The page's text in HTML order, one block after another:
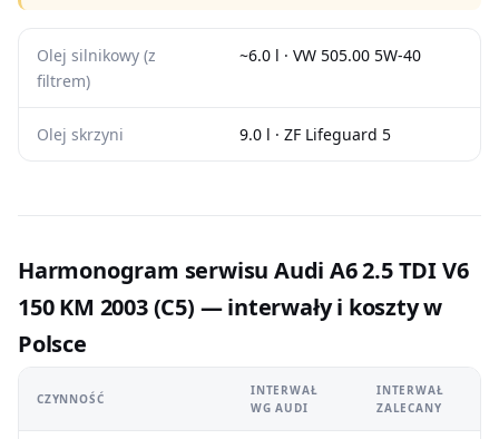
Olej silnikowy (z
filtrem)
~6.0 l · VW 505.00 5W-40
Olej skrzyni 9.0 l · ZF Lifeguard 5
Harmonogram serwisu Audi A6 2.5 TDI V6
150 KM 2003 (C5) — interwały i koszty w
Polsce
CZYNNOŚĆ
INTERWAŁ
WG AUDI
INTERWAŁ
ZALECANY